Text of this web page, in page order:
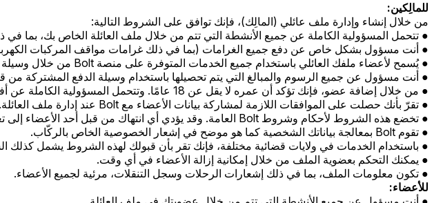
للمالِكين:
من خلال إنشاء وإدارة ملف عائلي (المالِك)، فإنك توافق على الشروط التالية:
تتحمل المسؤولية الكاملة عن جميع الأنشطة التي تتم من خلال ملف العائلة الخاص بك، بما في
أنت مسؤول بشكل خاص عن دفع جميع الغرامات (بما في ذلك غرامات مواقف المركبات
يُسمح لأعضاء ملفك العائلي باستخدام جميع الخدمات المتوفرة على منصة Bolt من خلال وسيلة الدفع المشتركة التي قمت بتحديدها.
أنت مسؤول عن جميع الرسوم والمبالغ التي يتم تحصيلها باستخدام وسيلة الدفع المشتركة
من خلال إضافة عضو، فإنك تؤكد أن عمره لا يقل عن 18 عامًا. وتتحمل المسؤولية الكاملة عن أفعال الأعضاء المضافين وتوافق على تغطية أي غرامات أو أضرار أو عقوبات قد يتكبدونها.
تقرّ بأنك حصلت على الموافقات اللازمة لمشاركة بيانات الأعضاء مع Bolt عند إدارة ملف العائلة.
تخضع هذه الشروط لأحكام وشروط Bolt العامة. وقد يؤدي أي انتهاك من قبل أحد الأعضاء إلى تعليق أو إنهاء ملف العائلة و/أو حسابات المستخدمين الفردية.
تقوم Bolt بمعالجة بياناتك الشخصية كما هو موضح في إشعار الخصوصية الخاص بالركّاب.
باستخدام الخدمات في ولايات قضائية مختلفة، فإنك تقر بأن قبولك لهذه الشروط يشمل
يمكنك التحكم بعضوية الملف من خلال إمكانية إزالة الأعضاء في أي وقت.
تكون معلومات الملف، بما في ذلك إشعارات الرحلات وسجل التنقلات، مرئية لجميع الأعضاء.
للأعضاء: